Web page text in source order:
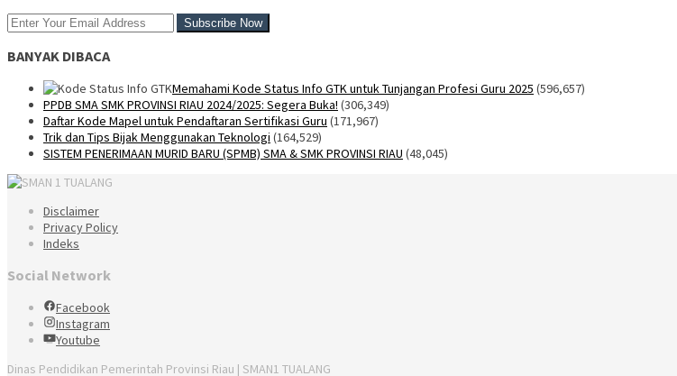
BANYAK DIBACA
Memahami Kode Status Info GTK untuk Tunjangan Profesi Guru 2025 (596,657)
PPDB SMA SMK PROVINSI RIAU 2024/2025: Segera Buka! (306,349)
Daftar Kode Mapel untuk Pendaftaran Sertifikasi Guru (171,967)
Trik dan Tips Bijak Menggunakan Teknologi (164,529)
SISTEM PENERIMAAN MURID BARU (SPMB) SMA & SMK PROVINSI RIAU (48,045)
Disclaimer
Privacy Policy
Indeks
Social Network
Facebook
Instagram
Youtube
Dinas Pendidikan Pemerintah Provinsi Riau | SMAN1 TUALANG